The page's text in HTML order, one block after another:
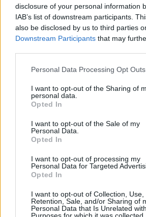
disclosure of your personal information
IAB’s list of downstream participants.
also be disclosed by us to third parties
Downstream Participants that may
Please note that this website/app uses
not limited to your visit or usage
grant or deny consent to Google and its
use your data for below specified
consent section.
Personal Data Processing Opt Outs
I want to opt-out of the Sharing of
personal data.
Opted In
I want to opt-out of the Sale of my
Personal Data.
Opted In
I want to opt-out of processing my
Personal Data for Targeted
Opted In
I want to opt-out of Collection, Use,
Retention, Sale, and/or Sharing of
Personal Data that Is Unrelated